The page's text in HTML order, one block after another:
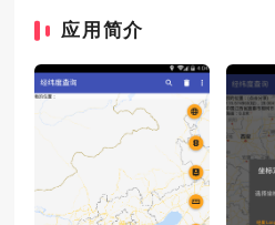
应用简介